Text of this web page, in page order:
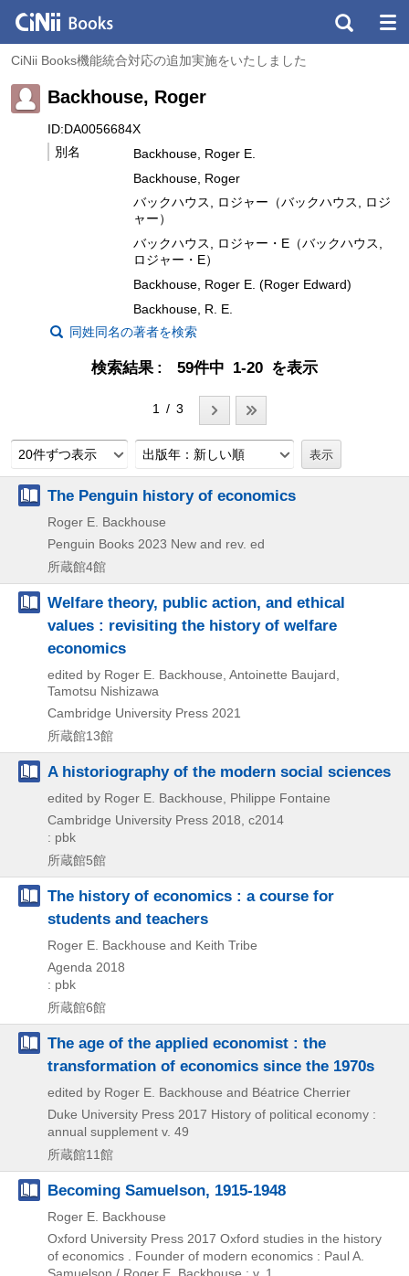
CiNii Books機能統合対応の追加実施をいたしました
Backhouse, Roger
ID:DA0056684X
別名
Backhouse, Roger E.
Backhouse, Roger
バックハウス, ロジャー（バックハウス, ロジ
ャー）
バックハウス, ロジャー・E（バックハウス,
ロジャー・E）
Backhouse, Roger E. (Roger Edward)
Backhouse, R. E.
同姓同名の著者を検索
検索結果 59件中 1-20 を表示
1 / 3
20件ずつ表示 出版年：新しい順
The Penguin history of economics
Roger E. Backhouse
Penguin Books 2023 New and rev. ed
所蔵館4館
Welfare theory, public action, and ethical
values : revisiting the history of welfare
economics
edited by Roger E. Backhouse, Antoinette Baujard,
Tamotsu Nishizawa
Cambridge University Press 2021
所蔵館13館
A historiography of the modern social sciences
edited by Roger E. Backhouse, Philippe Fontaine
Cambridge University Press 2018, c2014
: pbk
所蔵館5館
The history of economics : a course for
students and teachers
Roger E. Backhouse and Keith Tribe
Agenda 2018
: pbk
所蔵館6館
The age of the applied economist : the
transformation of economics since the 1970s
edited by Roger E. Backhouse and Béatrice Cherrier
Duke University Press 2017 History of political economy :
annual supplement v. 49
所蔵館11館
Becoming Samuelson, 1915-1948
Roger E. Backhouse
Oxford University Press 2017 Oxford studies in the history
of economics . Founder of modern economics : Paul A.
Samuelson / Roger E. Backhouse ; v. 1